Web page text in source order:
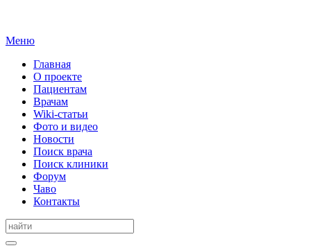
Меню
Главная
О проекте
Пациентам
Врачам
Wiki-статьи
Фото и видео
Новости
Поиск врача
Поиск клиники
Форум
Чаво
Контакты